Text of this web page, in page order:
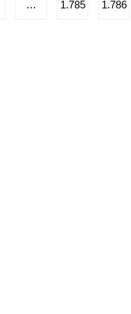
… 1.785 1.786